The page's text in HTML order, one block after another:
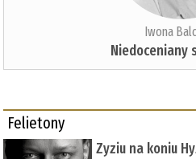
Iwona
Niedoceniany
Felietony
Zyziu na koniu